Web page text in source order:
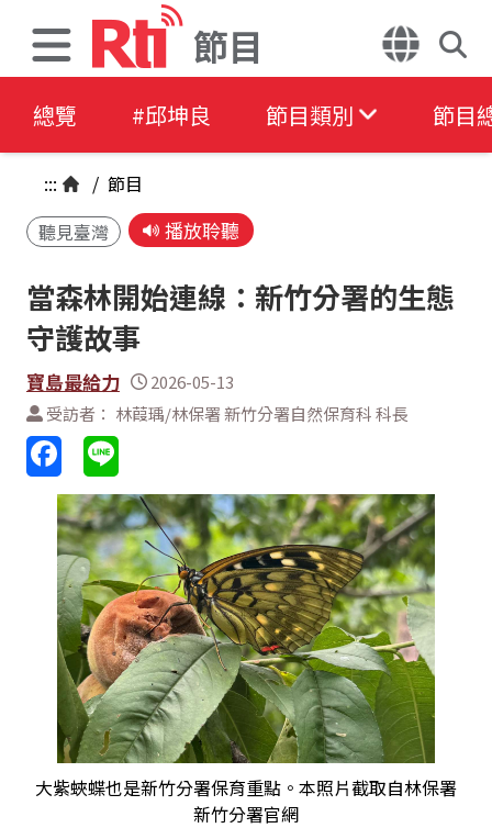
節目
總覽 #邱坤良 節目類別 節目
::: / 節目
聽見臺灣
播放聆聽
當森林開始連線：新竹分署的生態
守護故事
寶島最給力
2026-05-13
受訪者： 林葭瑀/林保署 新竹分署自然保育科 科長
大紫蛺蝶也是新竹分署保育重點。本照片截取自林保署
新竹分署官網